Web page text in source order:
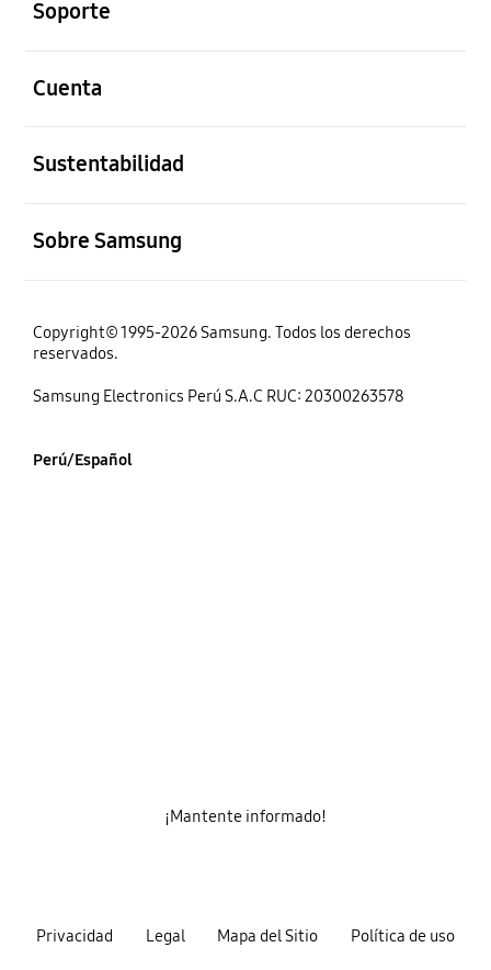
Soporte
Cuenta
Sustentabilidad
Sobre Samsung
Copyright© 1995-2026 Samsung. Todos los derechos
reservados.
Samsung Electronics Perú S.A.C RUC: 20300263578
Perú/Español
Privacidad Legal Mapa del Sitio Política de uso
¡Mantente informado!